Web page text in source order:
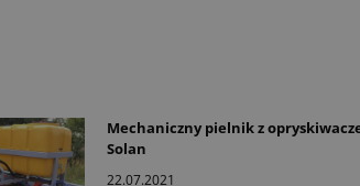
Mechaniczny pielnik z
Solan
22.07.2021